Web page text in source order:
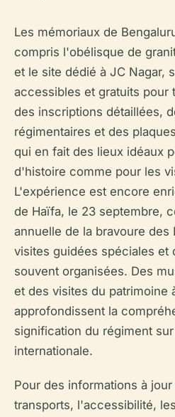
Les mémoriaux de
compris l'obélisque de
et le site dédié à JC Nagar,
accessibles et gratuits pour
des inscriptions détaillées,
régimentaires et des
qui en fait des lieux idéaux
d'histoire comme pour les
L'expérience est encore
de Haïfa, le 23 septembre,
annuelle de la bravoure des
visites guidées spéciales et
souvent organisées. Des
et des visites du patrimoine
approfondissent la
signification du régiment
internationale.
Pour des informations à
transports, l'accessibilité,